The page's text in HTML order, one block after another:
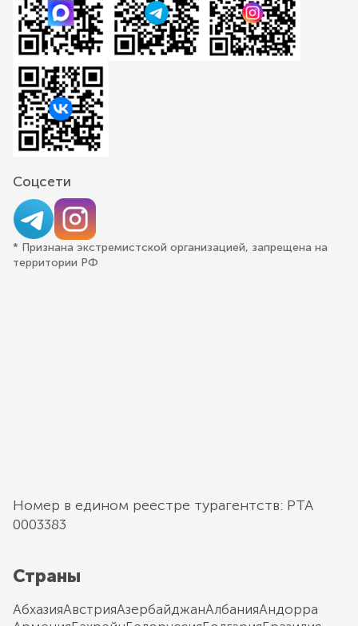
Соцсети
* Признана экстремистской организацией, запрещена на
территории РФ
Номер в едином реестре турагентств: РТА
0003383
Страны
АбхазияАвстрияАзербайджанАлбанияАндорра